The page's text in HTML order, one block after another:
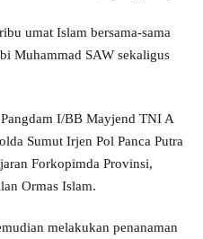
umat Islam bersama-sama
Muhammad SAW sekaligus
I/BB Mayjend TNI A
Sumut Irjen Pol Panca Putra
Forkopimda Provinsi,
Ormas Islam.
melakukan penanaman